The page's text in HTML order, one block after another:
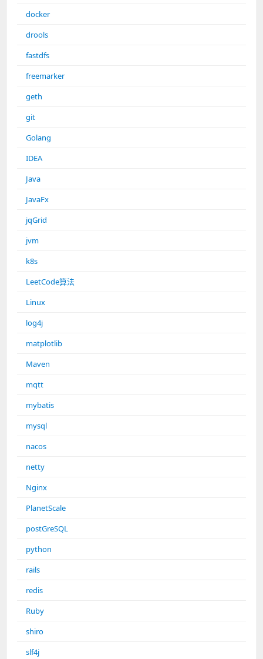
docker
drools
fastdfs
freemarker
geth
git
Golang
IDEA
Java
JavaFx
jqGrid
jvm
k8s
LeetCode算法
Linux
log4j
matplotlib
Maven
mqtt
mybatis
mysql
nacos
netty
Nginx
PlanetScale
postGreSQL
python
rails
redis
Ruby
shiro
slf4j